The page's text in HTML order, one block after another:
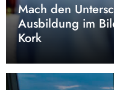
Mach den
Ausbildung im
Kork